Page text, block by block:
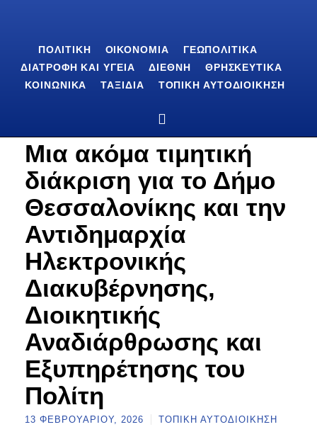
ΠΟΛΙΤΙΚΉ ΟΙΚΟΝΟΜΊΑ
ΓΕΩΠΟΛΙΤΙΚΆ
ΔΙΑΤΡΟΦΉ ΚΑΙ ΥΓΕΊΑ
ΔΙΕΘΝΉ
ΘΡΗΣΚΕΥΤΙΚΆ
ΚΟΙΝΩΝΙΚΆ
ΤΑΞΊΔΙΑ ΤΟΠΙΚΉ ΑΥΤΟΔΙΟΊΚΗΣΗ
Μια ακόμα τιμητική
διάκριση για το Δήμο
Θεσσαλονίκης και την
Αντιδημαρχία
Ηλεκτρονικής
Διακυβέρνησης,
Διοικητικής
Αναδιάρθρωσης και
Εξυπηρέτησης του
Πολίτη
13 ΦΕΒΡΟΥΑΡΊΟΥ, 2026 ΤΟΠΙΚΉ ΑΥΤΟΔΙΟΊΚΗΣΗ